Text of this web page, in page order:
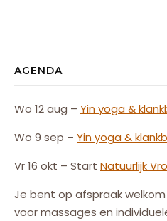
AGENDA
Wo 12 aug – Yin yoga &
Wo 9 sep – Yin yoga &
Vr 16 okt – Start Natuurlijk
Je bent op afspraak
voor massages en